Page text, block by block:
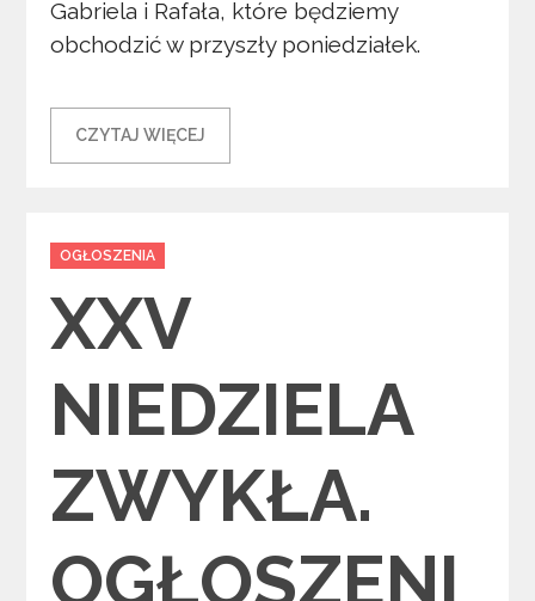
Gabriela i Rafała, które będziemy
obchodzić w przyszły poniedziałek.
CZYTAJ WIĘCEJ
Categories
OGŁOSZENIA
XXV
NIEDZIELA
ZWYKŁA.
OGŁOSZENI